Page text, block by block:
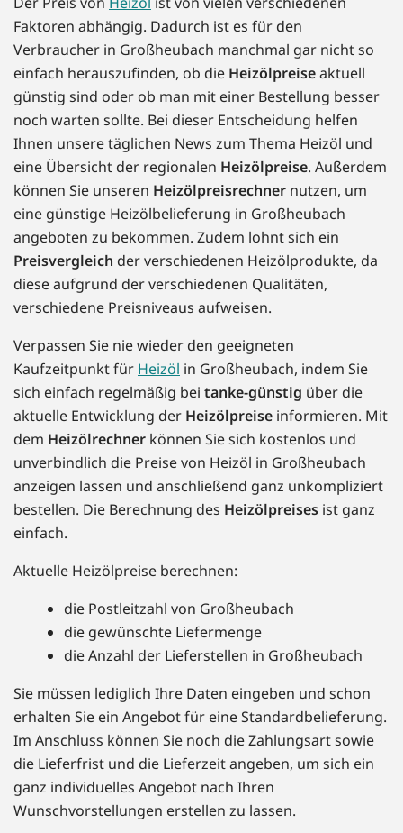
Faktoren abhängig. Dadurch ist es für den
Verbraucher in Großheubach manchmal gar nicht so
einfach herauszufinden, ob die Heizölpreiseaktuell
günstig sind oder ob man mit einer Bestellung besser
noch warten sollte. Bei dieser Entscheidung helfen
Ihnen unsere täglichen News zum Thema Heizöl und
eine Übersicht der regionalen Heizölpreise. Außerdem
können Sie unseren Heizölpreisrechner nutzen, um
eine günstige Heizölbelieferung in Großheubach
angeboten zu bekommen. Zudem lohnt sich ein
Preisvergleich der verschiedenen Heizölprodukte, da
diese aufgrund der verschiedenen Qualitäten,
verschiedene Preisniveaus aufweisen.
Verpassen Sie nie wieder den geeigneten
Kaufzeitpunkt für Heizöl in Großheubach, indem Sie
sich einfach regelmäßig bei tanke-günstig über die
aktuelle Entwicklung der Heizölpreise informieren. Mit
dem Heizölrechner können Sie sich kostenlos und
unverbindlich die Preise von Heizöl in Großheubach
anzeigen lassen und anschließend ganz unkompliziert
bestellen. Die Berechnung des Heizölpreises ist ganz
einfach.
Aktuelle Heizölpreise berechnen:
die Postleitzahl von Großheubach
die gewünschte Liefermenge
die Anzahl der Lieferstellen in Großheubach
Sie müssen lediglich Ihre Daten eingeben und schon
erhalten Sie ein Angebot für eine Standardbelieferung.
Im Anschluss können Sie noch die Zahlungsart sowie
die Lieferfrist und die Lieferzeit angeben, um sich ein
ganz individuelles Angebot nach Ihren
Wunschvorstellungen erstellen zu lassen.